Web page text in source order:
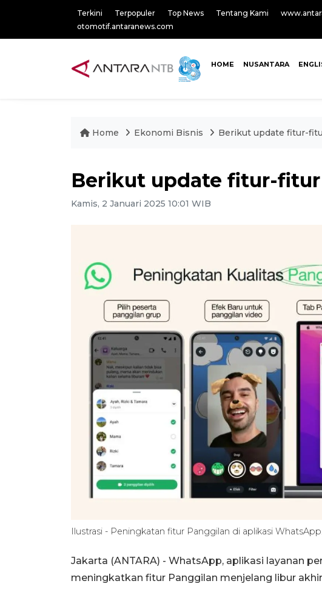
Terkini Terpopuler Top News Tentang Kami
otomotif.antaranews.com
HOME NUSANTARA
Home Ekonomi Bisnis Berikut update fitur-
Berikut update fitur-
Kamis, 2 Januari 2025 10:01 WIB
Ilustrasi - Peningkatan fitur Panggilan di aplikasi
Jakarta (ANTARA) - WhatsApp, aplikasi layanan
meningkatkan fitur Panggilan menjelang libur